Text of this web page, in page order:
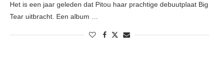
Het is een jaar geleden dat Pitou haar prachtige debuutplaat Big
Tear uitbracht. Een album …